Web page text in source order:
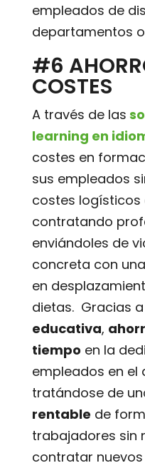
empleados de
departamentos
#6
COSTES
A través de las
learning en
costes en
sus empleados
costes
contratando
enviándoles de
concreta con
en
dietas. Gracias
educativa,
tiempo en la
empleados en el
tratándose de
rentable de
trabajadores sin
contratar